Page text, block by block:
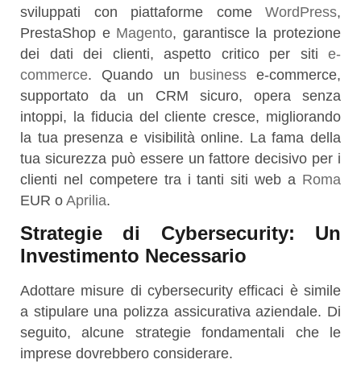
sviluppati con piattaforme come WordPress,
PrestaShop e Magento, garantisce la protezione
dei dati dei clienti, aspetto critico per siti e-
commerce. Quando un businesse-commerce,
supportato da un CRM sicuro, opera senza
intoppi, la fiducia del cliente cresce, migliorando
la tua presenza e visibilità online. La fama della
tua sicurezza può essere un fattore decisivo per i
clienti nel competere tra i tanti siti web a Roma
EUR o Aprilia.
Strategie di Cybersecurity: Un
Investimento Necessario
Adottare misure di cybersecurity efficaci è simile
a stipulare una polizza assicurativa aziendale. Di
seguito, alcune strategie fondamentali che le
imprese dovrebbero considerare.